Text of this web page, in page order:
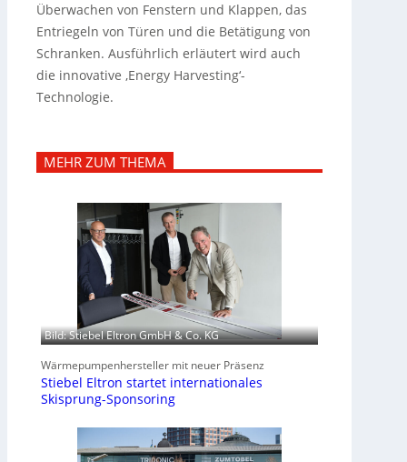
Überwachen von Fenstern und Klappen, das
Entriegeln von Türen und die Betätigung von
Schranken. Ausführlich erläutert wird auch
die innovative ‚Energy Harvesting‘-
Technologie.
MEHR ZUM THEMA
Bild: Stiebel Eltron GmbH & Co. KG
Wärmepumpenhersteller mit neuer Präsenz
Stiebel Eltron startet internationales
Skisprung-Sponsoring